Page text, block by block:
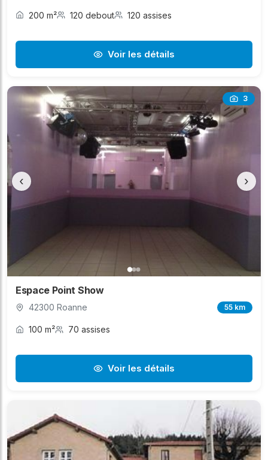
200 m² 120 debout 120 assises
Voir les détails
3
‹ ›
Espace Point Show
42300 Roanne 55 km
100 m² 70 assises
Voir les détails